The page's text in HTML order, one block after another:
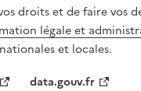
droits et de faire vos
légale et
et locales.
data.gouv.fr